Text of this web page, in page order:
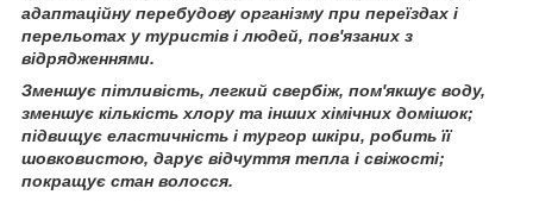
адаптаційну перебудову організму при переїздах і
перельотах у туристів і людей, пов'язаних з
відрядженнями.
Зменшує пітливість, легкий свербіж, пом'якшує воду,
зменшує кількість хлору та інших хімічних домішок;
підвищує еластичність і тургор шкіри, робить її
шовковистою, дарує відчуття тепла і свіжості;
покращує стан волосся.